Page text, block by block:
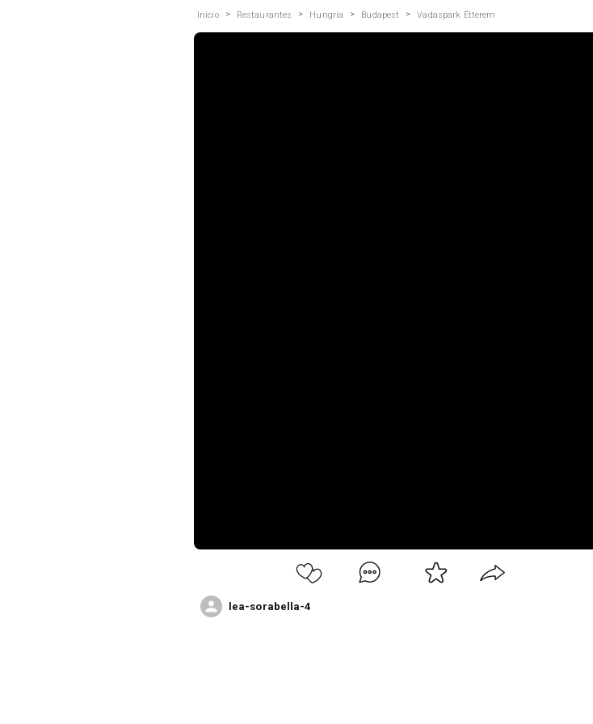
Inicio > Restaurantes > Hungría > Budapest > Vadaspark Étterem
lea-sorabella-4